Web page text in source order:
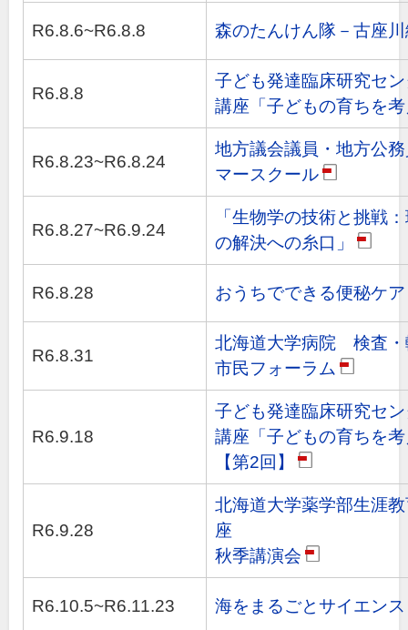
R6.8.6~R6.8.8 森のたんけん隊－古座
R6.8.8
子ども発達臨床研究セ
講座「子どもの育ちを
R6.8.23~R6.8.24
地方議会議員・地方公
マースクール pdf
R6.8.27~R6.9.24
「生物学の技術と挑戦
の解決への糸口」
pdf
R6.8.28 おうちでできる便秘ケア
R6.8.31
北海道大学病院 検査
市民フォーラム pdf
R6.9.18
子ども発達臨床研究セ
講座「子どもの育ちを
【第2回】
pdf
R6.9.28
北海道大学薬学部生涯
座
秋季講演会 pdf
R6.10.5~R6.11.23 海をまるごとサイエン